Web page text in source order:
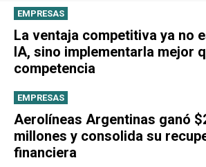
EMPRESAS
La ventaja competitiva ya no
IA, sino implementarla mejor
competencia
EMPRESAS
Aerolíneas Argentinas ganó
millones y consolida su
financiera